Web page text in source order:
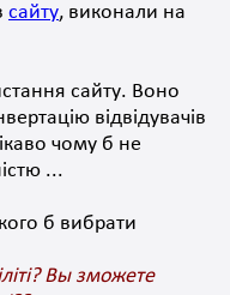
сайту, виконали на
сайту. Воно
відвідувачів
чому б не
...
б вибрати
Вы зможете